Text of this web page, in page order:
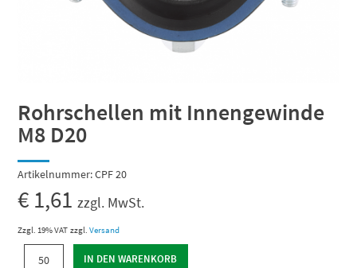
Rohrschellen mit Innengewinde
M8 D20
Artikelnummer:CPF 20
€ 1,61 zzgl. MwSt.
Zzgl. 19% VAT zzgl.Versand
IN DEN WARENKORB